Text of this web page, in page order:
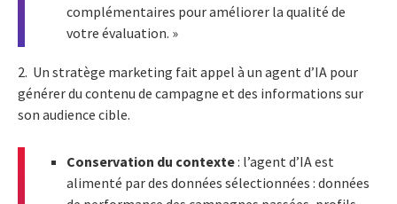
complémentaires pour améliorer la qualité de
votre évaluation. »
2. Un stratège marketing fait appel à un agent d’IA pour
générer du contenu de campagne et des informations sur
son audience cible.
Conservation du contexte: l’agent d’IA est
alimenté par des données sélectionnées : données